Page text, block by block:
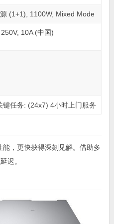
(1+1), 1100W, Mixed Mode
10A (中国)
任务: (24x7) 4小时上门服务
，更快获得深刻见解。借助多
迟。